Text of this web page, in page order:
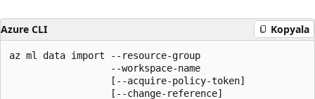
Azure CLI Kopyala
az ml data import --resource-group
                  --workspace-name
                  [--acquire-policy-token]
                  [--change-reference]